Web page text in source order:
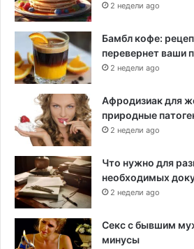
2 недели ago
Бамбл кофе:
перевернет ваши
2 недели ago
Афродизиак для
природные
2 недели ago
Что нужно для
необходимых
2 недели ago
Секс с бывшим
минусы